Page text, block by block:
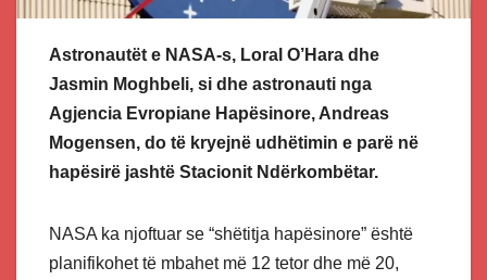
Astronautët e NASA-s, Loral O’Hara dhe
Jasmin Moghbeli, si dhe astronauti nga
Agjencia Evropiane Hapësinore, Andreas
Mogensen, do të kryejnë udhëtimin e parë në
hapësirë jashtë Stacionit Ndërkombëtar.
NASA ka njoftuar se “shëtitja hapësinore” është
planifikohet të mbahet më 12 tetor dhe më 20,